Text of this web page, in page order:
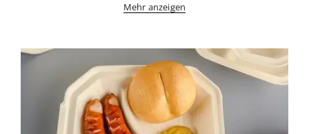
Mehr anzeigen